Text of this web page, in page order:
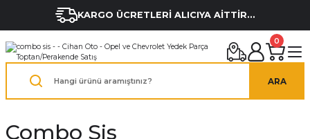
KARGO ÜCRETLERİ ALICIYA AİTTİR...
ARA
0
Combo Sis